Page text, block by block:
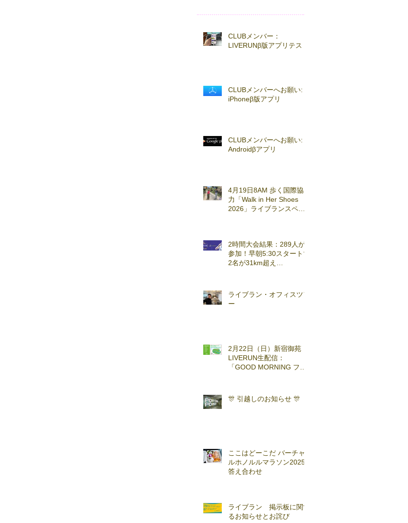
CLUBメンバー：
LIVERUNβ版アプリテスト
CLUBメンバーへお願い:
iPhoneβ版アプリ
CLUBメンバーへお願い:
Androidβアプリ
4月19日8AM 歩く国際協
力「Walk in Her Shoes
2026」ライブランスペシ
2時間大会結果：289人が
参加！早朝5:30スタートで
2名が31km超え
ライブラン・オフィスツア
ー
2月22日（日）新宿御苑
LIVERUN生配信：
「GOOD MORNING ファ
🎊 引越しのお知らせ 🎊
ここはどーこだ バーチャ
ルホノルルマラソン2025
答え合わせ
ライブラン 掲示板に関す
るお知らせとお詫び